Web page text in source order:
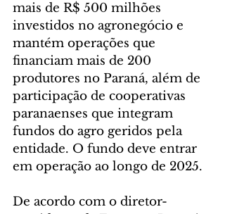
mais de R$ 500 milhões
investidos no agronegócio e
mantém operações que
financiam mais de 200
produtores no Paraná, além de
participação de cooperativas
paranaenses que integram
fundos do agro geridos pela
entidade. O fundo deve entrar
em operação ao longo de 2025.
De acordo com o diretor-